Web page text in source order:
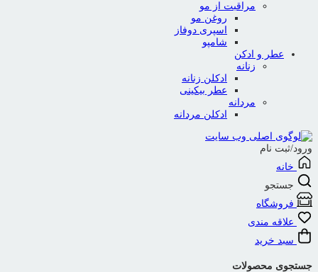
مراقبت از مو
روغن مو
اسپری دوفاز
شامپو
عطر و ادکن
زنانه
ادکلن زنانه
عطر بیکینی
مردانه
ادکلن مردانه
ورود/ثبت نام
خانه
جستجو
فروشگاه
علاقه مندی
سبد خرید
جستجوی محصولات